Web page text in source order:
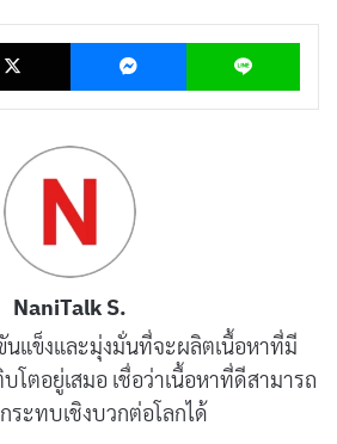
ล่าว นับเป็นจุดเริ่มของการ
นงาน เพื่อการอนุรักษ์สิ่งแวดล้อม
นของรัฐ และเอกชนในการสนับสนุน
คม เพื่อสร้างความรู้สึกมีส่วนร่วม
กษาสิ่งแวดล้อม ในส่วนของภาครัฐ
องของสิ่งแวดล้อมมาเป็นอันดับแรก
จกรรมและรณรงค์ด้านการอนุรักษ์สิ่ง
ง
ริ่มให้ความสำคัญเรื่องสิ่งแวดล้อม
ำนึงถึงเรื่องผลกระทบต่อสิ่ง
X Messenger Line
NaniTalk S.
นแข็งและมุ่งมั่นที่จะผลิตเนื้อหาที่มี
โตอยู่เสมอ เชื่อว่าเนื้อหาที่ดีสามารถ
ระทบเชิงบวกต่อโลกได้